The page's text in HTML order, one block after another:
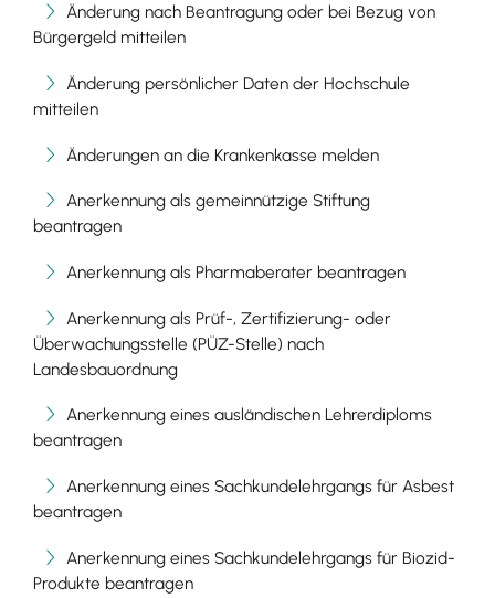
Änderung nach Beantragung oder bei Bezug von
Bürgergeld mitteilen
Änderung persönlicher Daten der Hochschule
mitteilen
Änderungen an die Krankenkasse melden
Anerkennung als gemeinnützige Stiftung
beantragen
Anerkennung als Pharmaberater beantragen
Anerkennung als Prüf-, Zertifizierung- oder
Überwachungsstelle (PÜZ-Stelle) nach
Landesbauordnung
Anerkennung eines ausländischen Lehrerdiploms
beantragen
Anerkennung eines Sachkundelehrgangs für Asbest
beantragen
Anerkennung eines Sachkundelehrgangs für Biozid-
Produkte beantragen